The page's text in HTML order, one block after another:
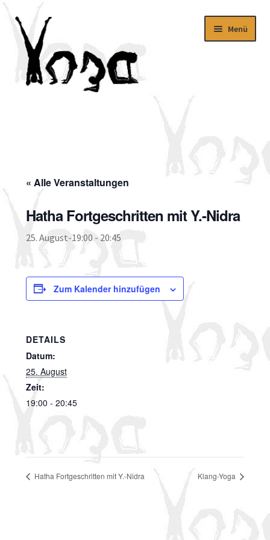
Zur
Navigation
springen
Zum
Inhalt
springen
Menü
Über uns
Impressum
« Alle Veranstaltungen
Hatha Fortgeschritten mit Y.-Nidra
25. August-19:00 - 20:45
Zum Kalender hinzufügen
DETAILS
Datum:
25. August
Zeit:
19:00 - 20:45
Hatha Fortgeschritten mit Y.-Nidra Klang-Yoga